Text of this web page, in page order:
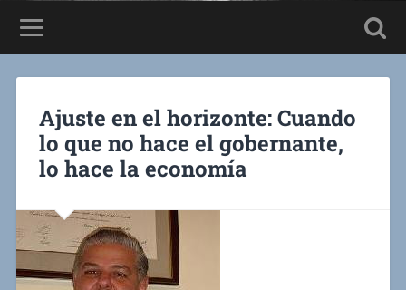
Ajuste en el horizonte: Cuando
lo que no hace el gobernante,
lo hace la economía